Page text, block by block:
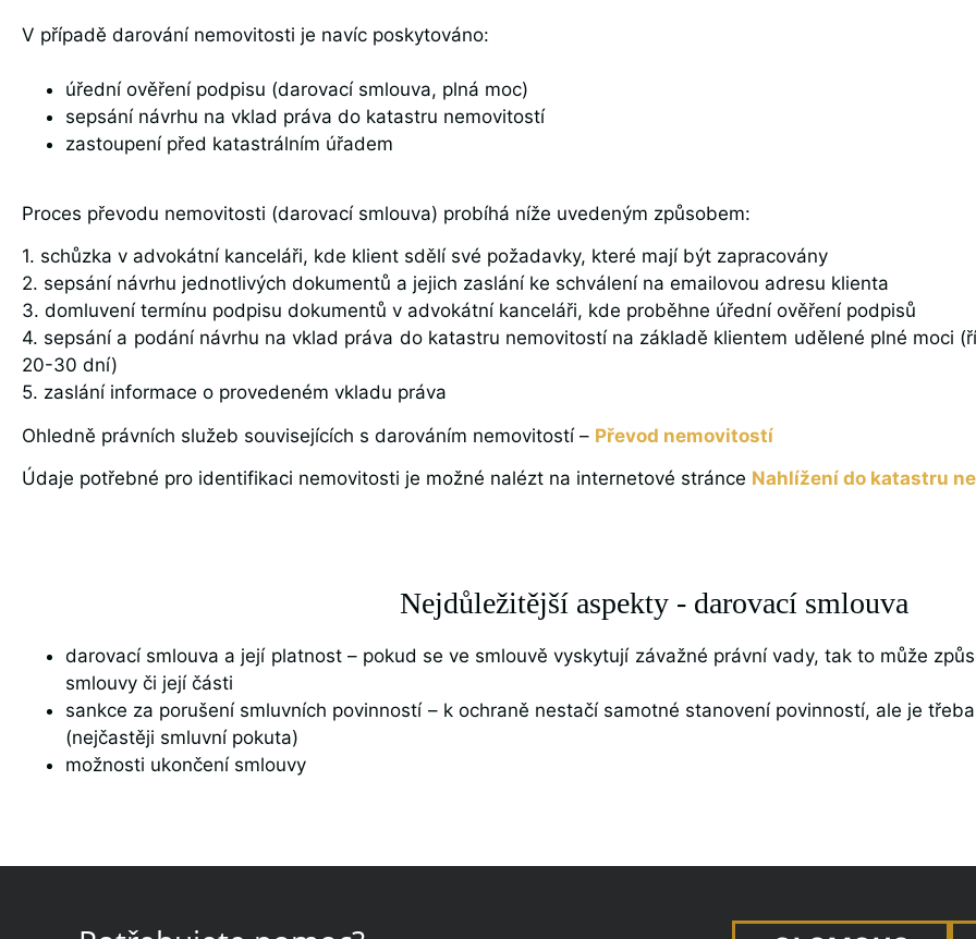
V případě darování nemovitosti je navíc poskytováno:
úřední ověření podpisu (darovací smlouva, plná moc)
sepsání návrhu na vklad práva do katastru nemovitostí
zastoupení před katastrálním úřadem
Proces převodu nemovitosti (darovací smlouva) probíhá níže uvedeným způsobem:
1. schůzka v advokátní kanceláři, kde klient sdělí své požadavky, které mají být zapracovány
2. sepsání návrhu jednotlivých dokumentů a jejich zaslání ke schválení na emailovou adresu klienta
3. domluvení termínu podpisu dokumentů v advokátní kanceláři, kde proběhne úřední ověření podpisů
4. sepsání a podání návrhu na vklad práva do katastru nemovitostí na základě klientem udělené plné moci
20-30 dní)
5. zaslání informace o provedeném vkladu práva
Ohledně právních služeb souvisejících s darováním nemovitostí – Převod nemovitostí
Údaje potřebné pro identifikaci nemovitosti je možné nalézt na internetové stránce Nahlížení do katastru
Nejdůležitější aspekty - darovací smlouva
darovací smlouva a její platnost – pokud se ve smlouvě vyskytují závažné právní vady, tak to může
smlouvy či její části
sankce za porušení smluvních povinností – k ochraně nestačí samotné stanovení povinností, ale je
(nejčastěji smluvní pokuta)
možnosti ukončení smlouvy